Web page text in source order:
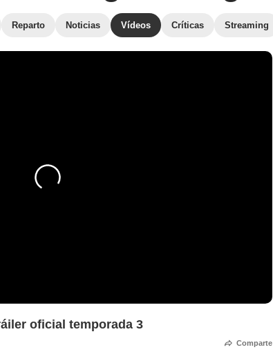
Reparto Noticias Vídeos Críticas Streaming
oficial temporada 3
Comparte